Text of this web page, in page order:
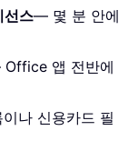
선스— 몇 분 안에
앱 전반에
나 신용카드 필